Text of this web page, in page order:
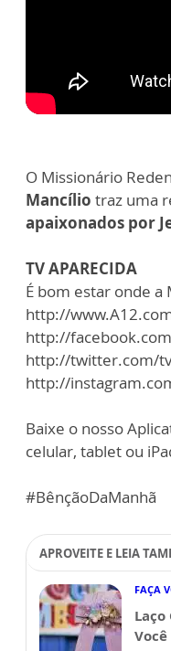
O Missionário
Mancílio traz uma
apaixonados por
TV APARECIDA
É bom estar onde a
http://
http://
http://twitter.com/
http://
Baixe o nosso
celular, tablet ou
#BênçãoDaManhã
APROVEITE E LEIA
FAÇA
Laço